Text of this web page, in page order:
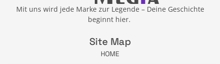
Mit uns wird jede Marke zur Legende – Deine Geschichte
beginnt hier.
Site Map
HOME